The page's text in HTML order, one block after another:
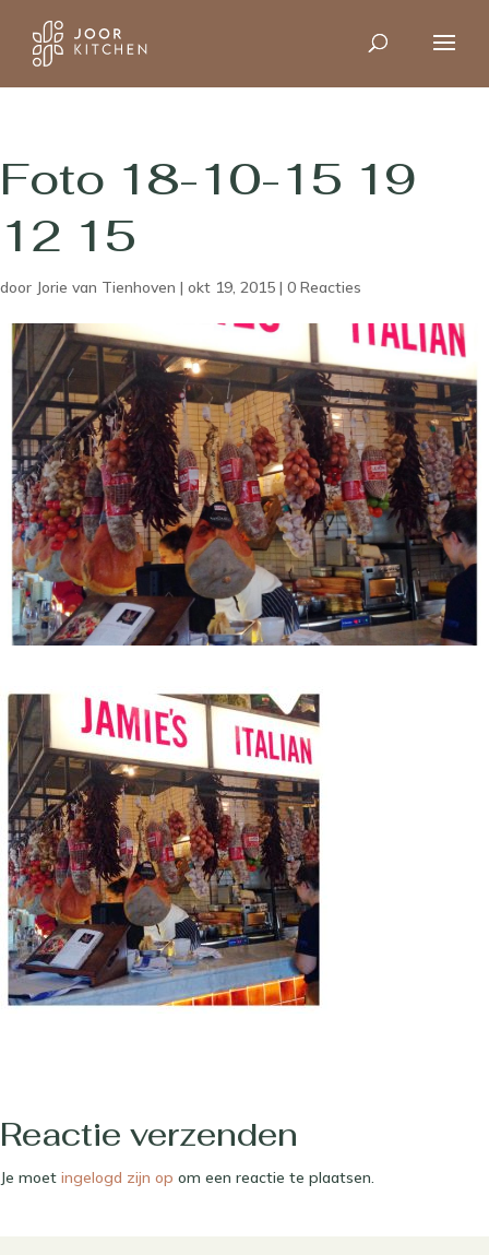
Foto 18-10-15 19
12 15
door Jorie van Tienhoven | okt 19, 2015 | 0 Reacties
Reactie verzenden
Je moet ingelogd zijn op om een reactie te plaatsen.